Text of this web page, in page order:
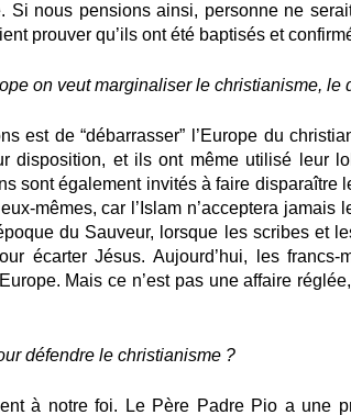
Si nous pensions ainsi, personne ne
prouver qu’ils ont été baptisés et
on veut marginaliser le christianisme, le
est de “débarrasser” l’Europe du
disposition, et ils ont même utilisé leur
sont également invités à faire disparaître
mêmes, car l’Islam n’acceptera jamais
du Sauveur, lorsque les scribes et
écarter Jésus. Aujourd’hui, les francs-
Mais ce n’est pas une affaire
défendre le christianisme ?
à notre foi. Le Père Padre Pio a une